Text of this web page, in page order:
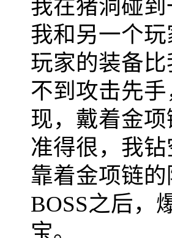
我在猪洞碰
我和另一个
玩家的装备
不到攻击先
现，戴着金
准得很，我
靠着金项链
BOSS之后，
宝。